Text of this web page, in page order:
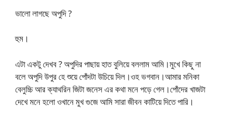
ভালো লাগছে অপুদি ?
হুম।
এটা একটু দেখব ? অপুদির পাছায় হাত বুলিয়ে বললাম আমি।মুখে কিছু না
বলে অপুদি উপুর হে শুয়ে পোঁদটা উচিয়ে দিল।ওহ ভগবান।আমার মনিকা
বেলুচ্চি আর ক্যাথরিন জিটা জনেস এর কথা মনে পড়ে গেল।পোঁদের খাজটা
দেখে মনে হলো ওখানে মুখ গুজে আমি সারা জীবন কাটিয়ে দিতে পারি।